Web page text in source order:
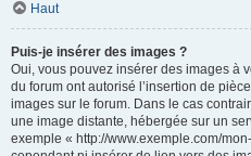
Haut
Puis-je insérer des images ?
Oui, vous pouvez insérer des images à
du forum ont autorisé l’insertion de
images sur le forum. Dans le cas
une image distante, hébergée sur un
exemple « http://www.exemple.com/